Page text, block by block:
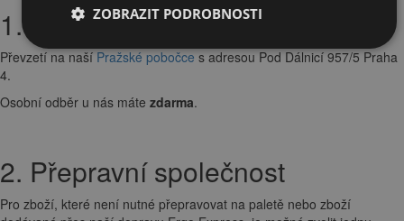
1. Osobní odběr
Převzetí na našíPražské pobočces adresou Pod Dálnicí 957/5 Praha
4.
Osobní odběr u nás máte zdarma.
2. Přepravní společnost
Pro zboží, které není nutné přepravovat na paletě nebo zboží
ZOBRAZIT PODROBNOSTI